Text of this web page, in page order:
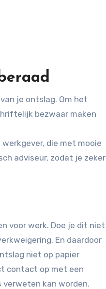
je ontslag. Om het
bezwaar maken
die met mooie
adviseur, zodat je zeker
voor werk. Doe je dit niet
En daardoor
niet op papier
contact op met een
verweten kan worden.